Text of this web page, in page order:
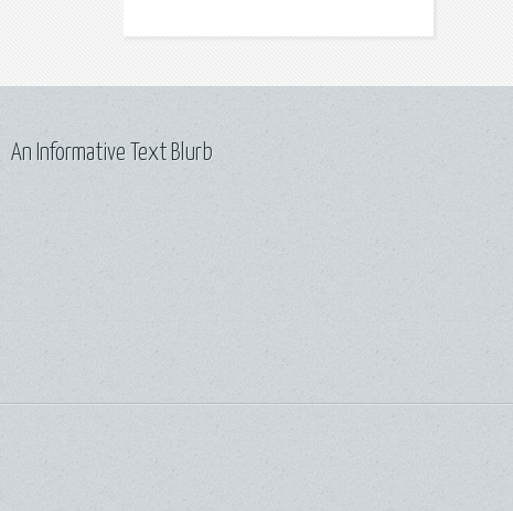
An Informative Text Blurb